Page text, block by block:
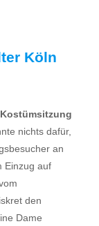
Köln
nichts dafür,
an
Einzug auf
den
Dame